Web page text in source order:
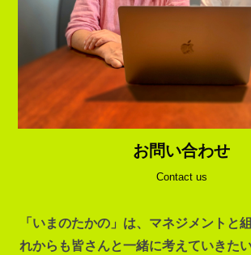
お問い合わせ
Contact us
「いまのたかの」は、マネジメントと
れからも皆さんと一緒に考えていきた